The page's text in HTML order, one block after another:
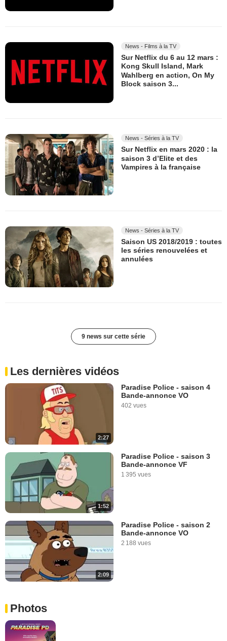
News - Films à la TV
Sur Netflix du 6 au 12 mars :
Kong Skull Island, Mark
Wahlberg en action, On My
Block saison 3...
News - Séries à la TV
Sur Netflix en mars 2020 : la
saison 3 d’Elite et des
Vampires à la française
News - Séries à la TV
Saison US 2018/2019 : toutes
les séries renouvelées et
annulées
9 news sur cette série
Les dernières vidéos
2:27
Paradise Police - saison 4
Bande-annonce VO
402 vues
1:52
Paradise Police - saison 3
Bande-annonce VF
1 395 vues
2:09
Paradise Police - saison 2
Bande-annonce VO
2 188 vues
Photos